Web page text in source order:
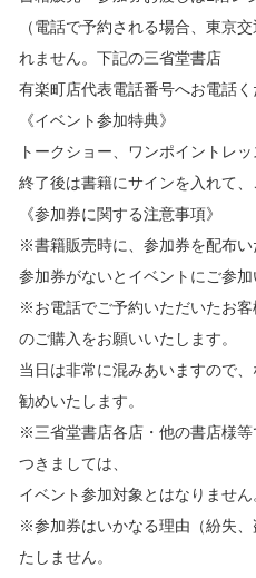
（電話で予約される場合、東京
れません。下記の三省堂書店
有楽町店代表電話番号へお電話く
《イベント参加特典》
トークショー、ワンポイントレッ
終了後は書籍にサインを入れて、
《参加券に関する注意事項》
※書籍販売時に、参加券を配布い
参加券がないとイベントにご参加
※お電話でご予約いただいたお
のご購入をお願いいたします。
当日は非常に混みあいますので
勧めいたします。
※三省堂書店各店・他の書店様
つきましては、
イベント参加対象とはなりません
※参加券はいかなる理由（紛失
たしません。